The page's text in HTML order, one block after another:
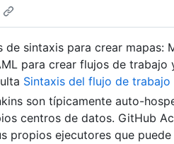
sintaxis para crear mapas:
para crear flujos de
Sintaxis del flujo de
son típicamente auto-
centros de datos. GitHub
propios ejecutores que